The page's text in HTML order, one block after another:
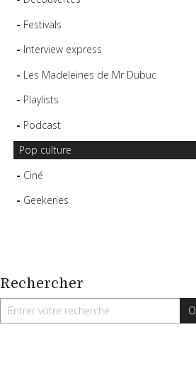
Festivals
Interview express
Les Madeleines de Mr Dubuc
Playlists
Podcast
Pop culture
Ciné
Geekeries
Rechercher